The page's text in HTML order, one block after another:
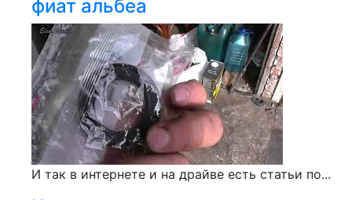
фиат альбеа
И так в интернете и на драйве есть статьи по...